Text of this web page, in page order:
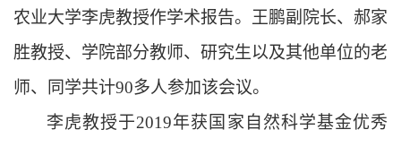
农业大学李虎教授作学术报告。王鹏副院长、郝家
胜教授、学院部分教师、研究生以及其他单位的老
师、同学共计90多人参加该会议。
李虎教授于2019年获国家自然科学基金优秀